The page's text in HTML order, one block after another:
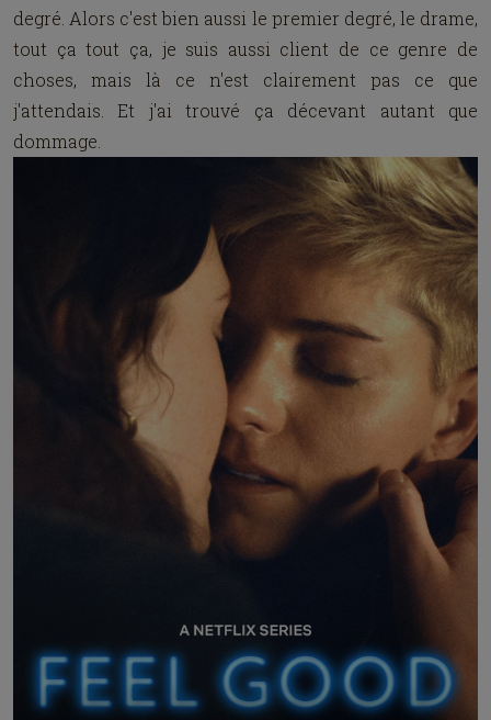
degré. Alors c'est bien aussi le premier degré, le drame,
tout ça tout ça, je suis aussi client de ce genre de
choses, mais là ce n'est clairement pas ce que
j'attendais. Et j'ai trouvé ça décevant autant que
dommage.